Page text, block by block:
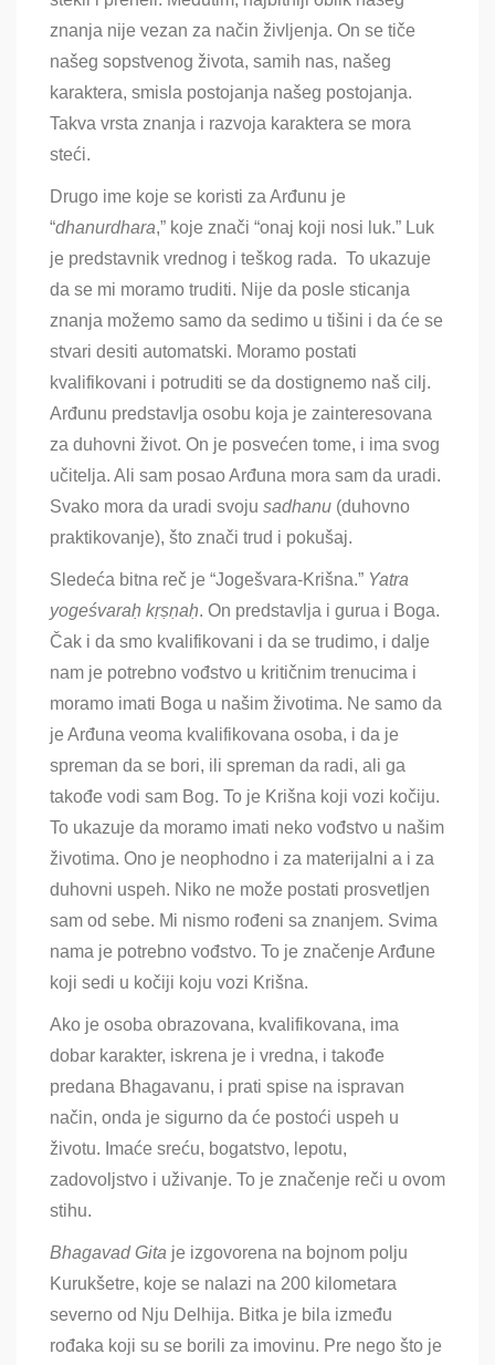
znanja nije vezan za način življenja. On se tiče
našeg sopstvenog života, samih nas, našeg
karaktera, smisla postojanja našeg postojanja.
Takva vrsta znanja i razvoja karaktera se mora
steći.
Drugo ime koje se koristi za Arđunu je
“dhanurdhara,” koje znači “onaj koji nosi luk.” Luk
je predstavnik vrednog i teškog rada. To ukazuje
da se mi moramo truditi. Nije da posle sticanja
znanja možemo samo da sedimo u tišini i da će se
stvari desiti automatski. Moramo postati
kvalifikovani i potruditi se da dostignemo naš cilj.
Arđunu predstavlja osobu koja je zainteresovana
za duhovni život. On je posvećen tome, i ima svog
učitelja. Ali sam posao Arđuna mora sam da uradi.
Svako mora da uradi svoju sadhanu (duhovno
praktikovanje), što znači trud i pokušaj.
Sledeća bitna reč je “Jogešvara-Krišna.” Yatra
yogeśvaraḥ kṛṣṇaḥ. On predstavlja i gurua i Boga.
Čak i da smo kvalifikovani i da se trudimo, i dalje
nam je potrebno vođstvo u kritičnim trenucima i
moramo imati Boga u našim životima. Ne samo da
je Arđuna veoma kvalifikovana osoba, i da je
spreman da se bori, ili spreman da radi, ali ga
takođe vodi sam Bog. To je Krišna koji vozi kočiju.
To ukazuje da moramo imati neko vođstvo u našim
životima. Ono je neophodno i za materijalni a i za
duhovni uspeh. Niko ne može postati prosvetljen
sam od sebe. Mi nismo rođeni sa znanjem. Svima
nama je potrebno vođstvo. To je značenje Arđune
koji sedi u kočiji koju vozi Krišna.
Ako je osoba obrazovana, kvalifikovana, ima
dobar karakter, iskrena je i vredna, i takođe
predana Bhagavanu, i prati spise na ispravan
način, onda je sigurno da će postoći uspeh u
životu. Imaće sreću, bogatstvo, lepotu,
zadovoljstvo i uživanje. To je značenje reči u ovom
stihu.
Bhagavad Gita je izgovorena na bojnom polju
Kurukšetre, koje se nalazi na 200 kilometara
severno od Nju Delhija. Bitka je bila između
rođaka koji su se borili za imovinu. Pre nego što je